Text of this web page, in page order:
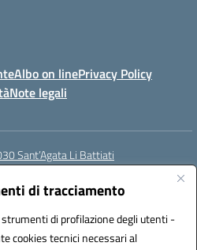
di tracciamento
di profilazione degli utenti -
cookies tecnici necessari al
Albo on linePrivacy Policy
Note legali
Sant’Agata Li Battiati
ctic8bl002@istruzione.it
ctic8bl002@pec.istruzione.it